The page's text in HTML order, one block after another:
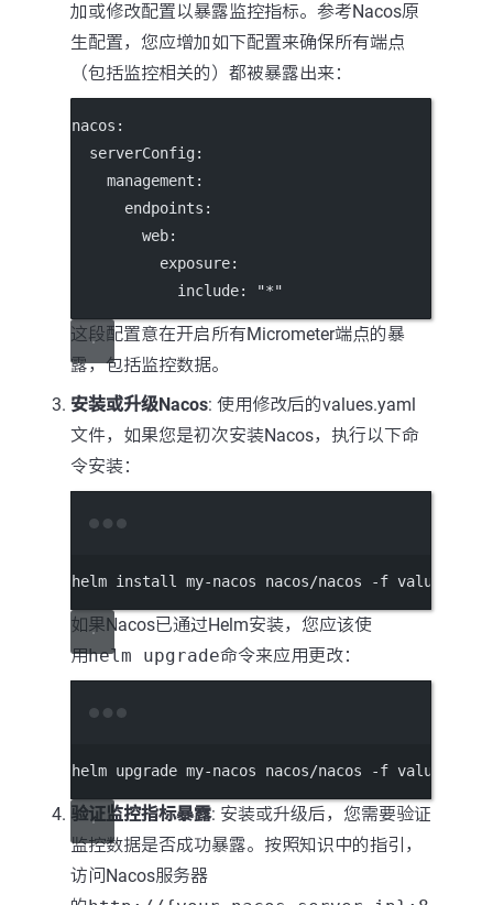
加或修改配置以暴露监控指标。参考Nacos原
生配置，您应增加如下配置来确保所有端点
（包括监控相关的）都被暴露出来：
nacos :
serverConfig:
management :
endpoints :
web:
exposure:
include: "*"
这段配置意在开启所有Micrometer端点的暴
露，包括监控数据。
安装或升级Nacos: 使用修改后的values.yaml
文件，如果您是初次安装Nacos，执行以下命
令安装：
helm install my-nacos nacos/nacos -f values.yaml
如果Nacos已通过Helm安装，您应该使
用helm upgrade命令来应用更改：
helm upgrade my-nacos nacos/nacos -f values.yaml
验证监控指标暴露: 安装或升级后，您需要验证
监控数据是否成功暴露。按照知识中的指引，
访问Nacos服务器